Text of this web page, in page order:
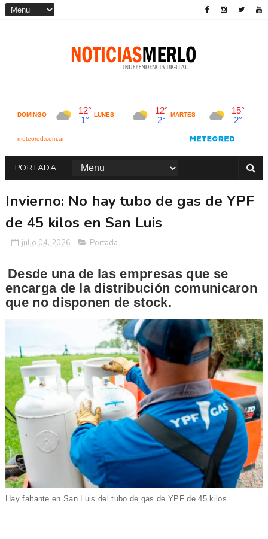
PORTADA
Invierno: No hay tubo de gas de YPF
de 45 kilos en San Luis
julio 04, 2026 Portada
Desde una de las empresas que se
encarga de la distribución comunicaron
que no disponen de stock.
Hay faltante en San Luis del tubo de gas de YPF de 45 kilos.